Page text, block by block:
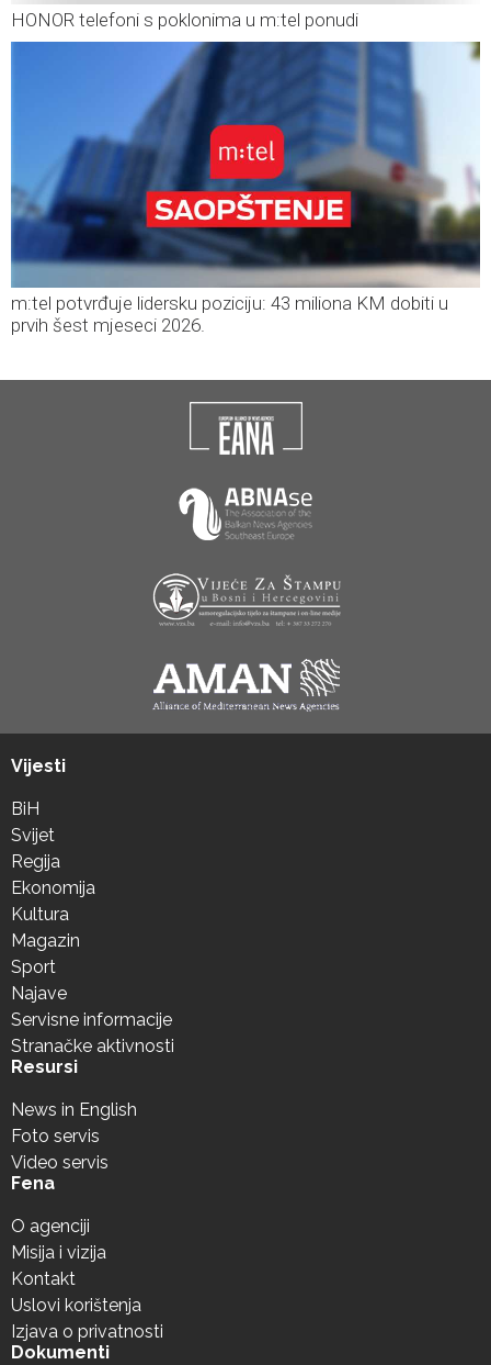
HONOR telefoni s poklonima u m:tel ponudi
m:tel potvrđuje lidersku poziciju: 43 miliona KM dobiti u
prvih šest mjeseci 2026.
Vijesti
BiH
Svijet
Regija
Ekonomija
Kultura
Magazin
Sport
Najave
Servisne informacije
Stranačke aktivnosti
Resursi
News in English
Foto servis
Video servis
Fena
O agenciji
Misija i vizija
Kontakt
Uslovi korištenja
Izjava o privatnosti
Dokumenti